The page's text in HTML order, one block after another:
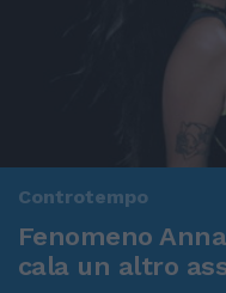
Controtempo
Fenomeno
cala un altro